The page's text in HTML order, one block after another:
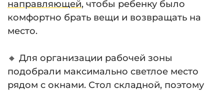
направляющей, чтобы ребенку было
комфортно брать вещи и возвращать на
место.
🔸 Для организации рабочей зоны
подобрали максимально светлое место
рядом с окнами. Стол складной, поэтому